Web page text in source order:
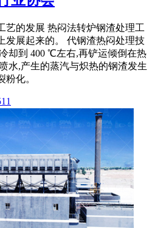
艺的发展 热闷法转炉钢渣处理工
发展起来的。 代钢渣热闷处理技
却到 400 ℃左右,再铲运倾倒在热
水,产生的蒸汽与炽热的钢渣发生
化。